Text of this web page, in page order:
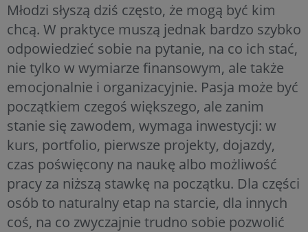
Młodzi słyszą dziś często, że mogą być kim
chcą. W praktyce muszą jednak bardzo szybko
odpowiedzieć sobie na pytanie, na co ich stać,
nie tylko w wymiarze finansowym, ale także
emocjonalnie i organizacyjnie. Pasja może być
początkiem czegoś większego, ale zanim
stanie się zawodem, wymaga inwestycji: w
kurs, portfolio, pierwsze projekty, dojazdy,
czas poświęcony na naukę albo możliwość
pracy za niższą stawkę na początku. Dla części
osób to naturalny etap na starcie, dla innych
coś, na co zwyczajnie trudno sobie pozwolić